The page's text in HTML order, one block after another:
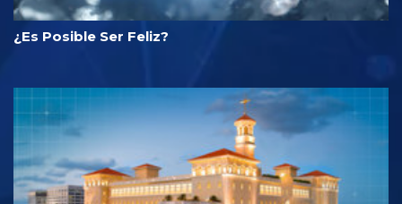
¿Es Posible Ser Feliz?